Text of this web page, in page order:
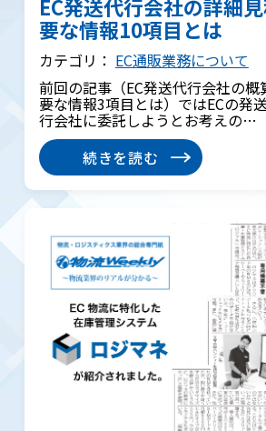
EC発送代行会社の詳細
要な情報10項目とは
カテゴリ： EC通販業務について
前回の記事（EC発送代行会社の
要な情報3項目とは）ではECの発
行会社に委託しようとお考えの…
続きを読む